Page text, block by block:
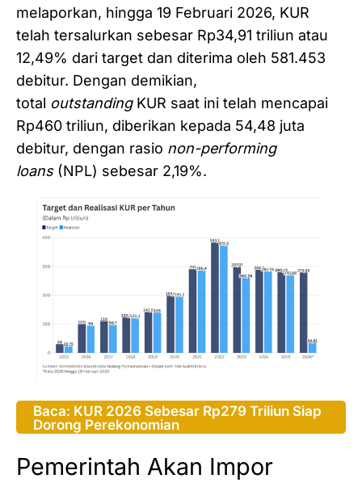
melaporkan, hingga 19 Februari 2026, KUR
telah tersalurkan sebesar Rp34,91 triliun atau
12,49% dari target dan diterima oleh 581.453
debitur. Dengan demikian,
total outstanding KUR saat ini telah mencapai
Rp460 triliun, diberikan kepada 54,48 juta
debitur, dengan rasio non-performing
loans (NPL) sebesar 2,19%.
Baca: KUR 2026 Sebesar Rp279 Triliun Siap
Dorong Perekonomian
Pemerintah Akan Impor